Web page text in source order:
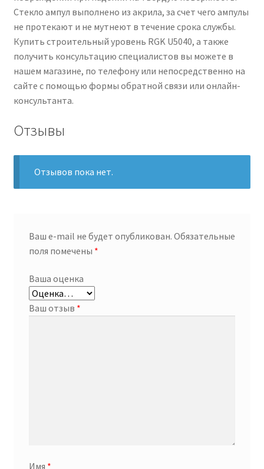
Стекло ампул выполнено из акрила, за счет чего ампулы
не протекают и не мутнеют в течение срока службы.
Купить строительный уровень RGK U5040, а также
получить консультацию специалистов вы можете в
нашем магазине, по телефону или непосредственно на
сайте с помощью формы обратной связи или онлайн-
консультанта.
Отзывы
Отзывов пока нет.
Ваш e-mail не будет опубликован. Обязательные
поля помечены *
Ваша оценка
Ваш отзыв *
Имя *